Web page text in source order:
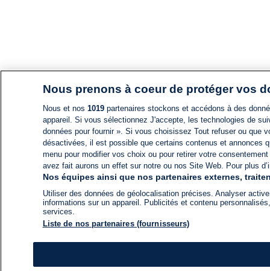
Nous prenons à coeur de protéger vos
Nous et nos 1019partenaires stockons et accédons à des
appareil. Si vous sélectionnez J'accepte, les technologies de
données pour fournir ». Si vous choisissez Tout refuser ou
désactivées, il est possible que certains contenus et annonces
menu pour modifier vos choix ou pour retirer votre
avez fait aurons un effet sur notre ou nos Site Web. Pour plus
Nos équipes ainsi que nos partenaires externes,
Utiliser des données de géolocalisation précises. Analyser
informations sur un appareil. Publicités et contenu
services.
Liste de nos partenaires (fournisseurs)